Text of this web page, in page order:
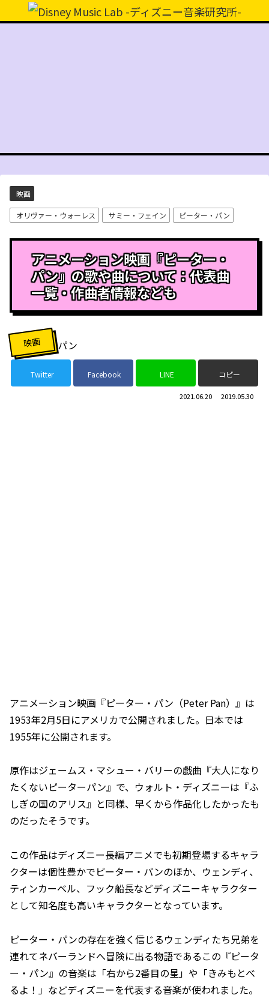
映画
オリヴァー・ウォーレス サミー・フェイン ピーター・パン
アニメーション映画『ピーター・
パン』の歌や曲について：代表曲
一覧・作曲者情報なども
映画
Twitter Facebook LINE コピー
2021.06.20 2019.05.30
アニメーション映画『ピーター・パン（Peter Pan）』は
1953年2月5日にアメリカで公開されました。日本では
1955年に公開されます。
原作はジェームス・マシュー・バリーの戯曲『大人になり
たくないピーターパン』で、ウォルト・ディズニーは『ふ
しぎの国のアリス』と同様、早くから作品化したかったも
のだったそうです。
この作品はディズニー長編アニメでも初期登場するキャラ
クターは個性豊かでピーター・パンのほか、ウェンディ、
ティンカーベル、フック船長などディズニーキャラクター
として知名度も高いキャラクターとなっています。
ピーター・パンの存在を強く信じるウェンディたち兄弟を
連れてネバーランドへ冒険に出る物語であるこの『ピータ
ー・パン』の音楽は「右から2番目の星」や「きみもとべ
るよ！」などディズニーを代表する音楽が使われました。